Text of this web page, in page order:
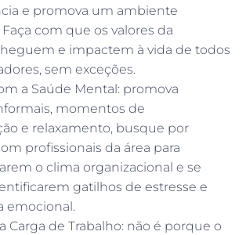
e promova um ambiente
com que os valores da
e impactem à vida de todos
sem exceções.
a Saúde Mental: promova
momentos de
e relaxamento, busque por
profissionais da área para
o clima organizacional e se
gatilhos de estresse e
emocional.
Carga de Trabalho: não é porque o